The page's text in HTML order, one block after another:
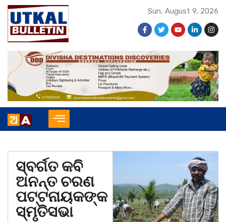
Sun, August 9, 2026
ସ୍ବର୍ଗତ କବି
ଅନନ୍ତ ଚରଣ
ପଟ୍ଟନାୟକଙ୍କ
ସ୍ମୃତିସଭା